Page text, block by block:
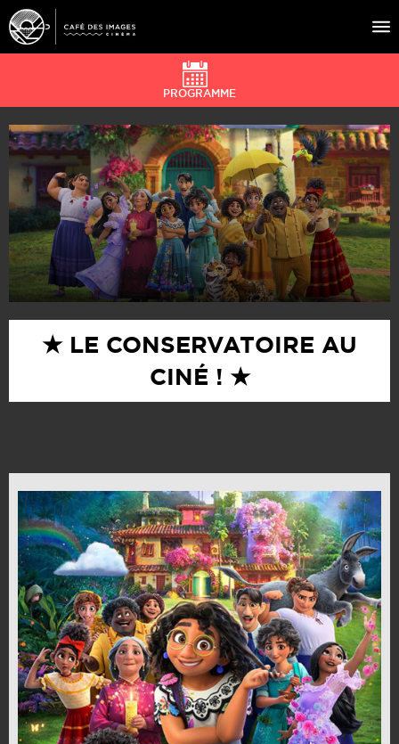
À L’AFFICHE
ÉVÉNEMENTS
CAFÉ DU CINÉ
PRATIQUE
ÉDUCATION AUX IMAGES
PROGRAMME
★ LE CONSERVATOIRE AU
CINÉ ! ★